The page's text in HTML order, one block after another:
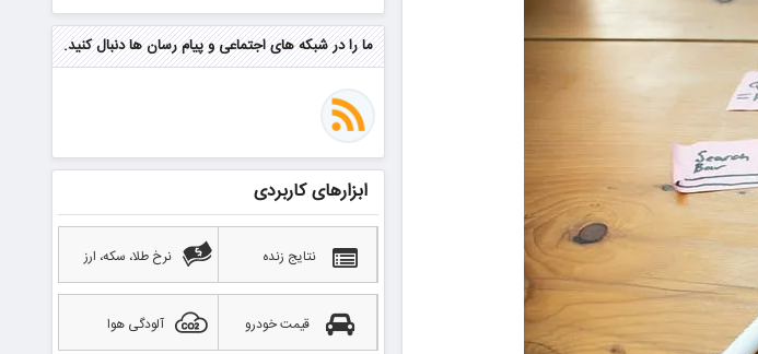
مهم‌ترین مهارت برای موفقیت از
نگاه وارن بافت و جف بزوس
منتظر سقوط قی
بهترین صرافی ارز دیجیتال
خارجی بدون تحریم را بشناسید؛
آپدیت ۲۰۲۶
ما را در شبکه های اجتماعی و پیام رسان ها دنبال کنید.
ابزارهای کاربردی
نتایج زنده نرخ طلا، سکه، ارز
قیمت خودرو آلودگی هوا